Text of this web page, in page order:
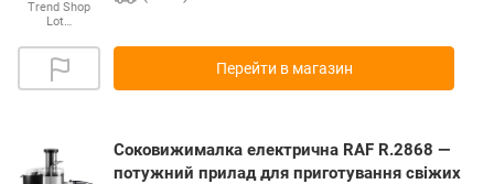
Trend Shop
Lot…
Перейти в магазин
Соковижималка електрична RAF R.2868 —
потужний прилад для приготування свіжих